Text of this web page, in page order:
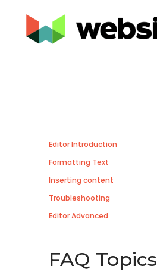
Editor Introduction
Formatting Text
Inserting content
Troubleshooting
Editor Advanced
FAQ Topics